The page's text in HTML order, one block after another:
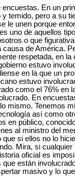
encuestas. En un
temido, pero a su
le unen porque
uno de aquellos
o que
causa de América.
respetada, en la
estuvo
en la que un
estuvo
como el 76% en
En
mismo. Tenemos
así como
en público,
al ministro del
que si ellos no lo
Mira, si
oficial es
están
masivo y lo